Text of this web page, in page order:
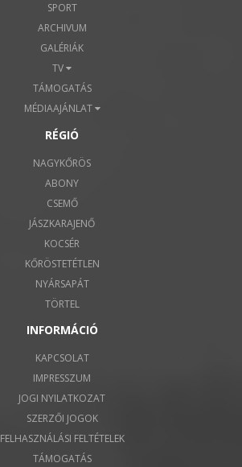
SPORT
ARCHIVUM
GALÉRIÁK
TV
TÁMOGATÁS
MÉDIAAJÁNLAT
RÉGIÓ
NAGYKŐRÖS
ABONY
CSEMŐ
JÁSZKARAJENŐ
KOCSÉR
KŐRÖSTETÉTLEN
NYÁRSAPÁT
TÖRTEL
INFORMÁCIÓ
KAPCSOLAT
IMPRESSZUM
JOGI NYILATKOZAT
SZERZŐI JOGOK
FELHASZNÁLÁSI FELTÉTELEK
TÁMOGATÁS